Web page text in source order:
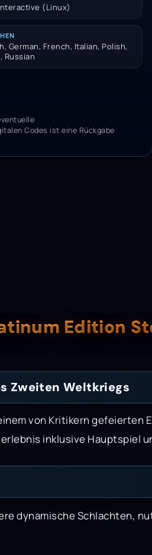
(Linux)
German, French, Italian, Polish,
Russian
Codes ist eine Rückgabe
Edition
Zweiten Weltkriegs
von Kritikern
inklusive Hauptspiel
dynamische Schlachten,